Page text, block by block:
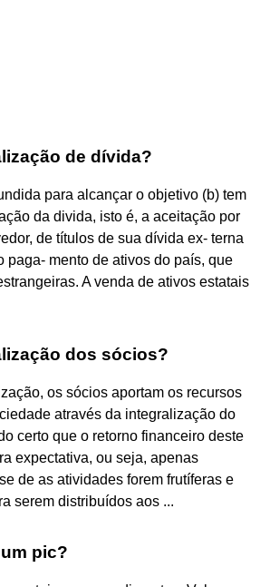
de dívida?
para alcançar o objetivo (b) tem
da divida, isto é, a aceitação por
de títulos de sua dívida ex- terna
paga- mento de ativos do país, que
A venda de ativos estatais
dos sócios?
os sócios aportam os recursos
através da integralização do
certo que o retorno financeiro deste
expectativa, ou seja, apenas
de as atividades forem frutíferas e
serem distribuídos aos ...
pic?